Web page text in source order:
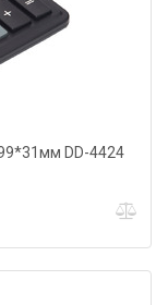
DD-4424